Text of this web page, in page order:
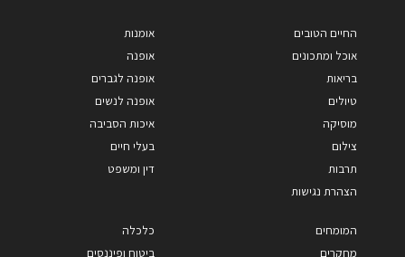
החיים הטובים
אוכל ומתכונים
בריאות
טיולים
מוסיקה
צילום
תרבות
הצהרת נגישות
אומנות
אופנה
אופנה לגברים
אופנה לנשים
איכות הסביבה
בעלי חיים
דין ומשפט
המומחים
מחקרים
כלכלה
ביטוח ופיננסים